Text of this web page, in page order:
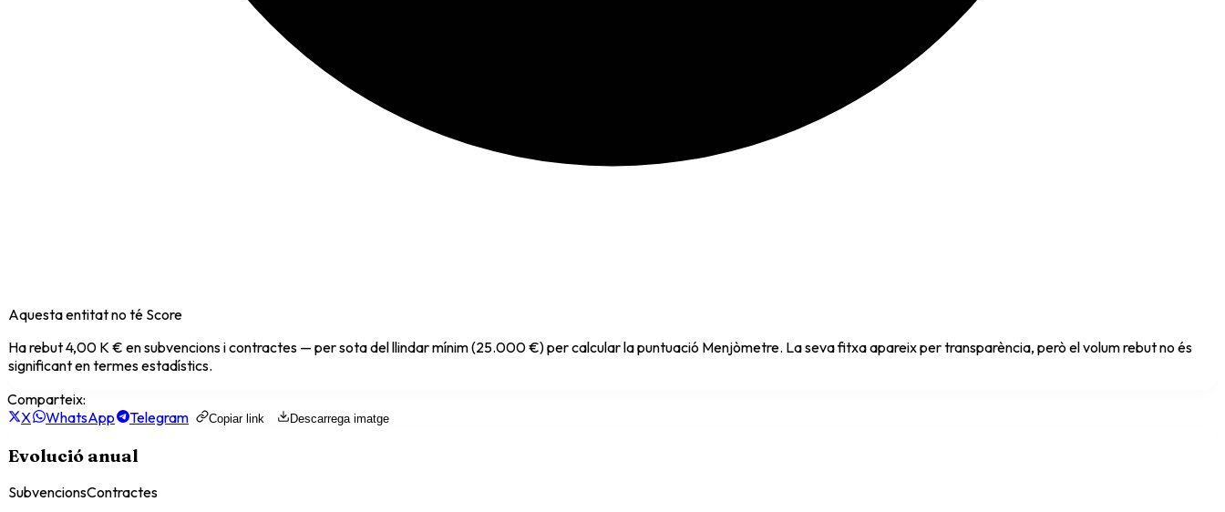
Aquesta entitat no té Score
Ha rebut4,00 K € en subvencions i contractes — per sota del llindar mínim (25.000 €) per calcular la puntuació Menjòmetre. La seva fitxa apareix per transparència, però el volum rebut no és
significant en termes estadístics.
Comparteix:
X
WhatsApp Telegram Copiar link Descarrega imatge
Evolució anual
SubvencionsContractes